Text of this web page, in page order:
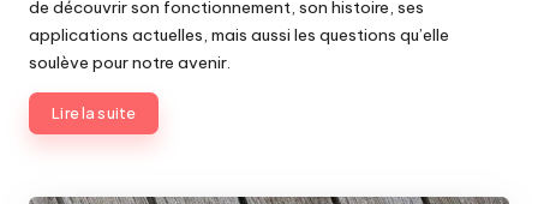
de découvrir son fonctionnement, son histoire, ses
applications actuelles, mais aussi les questions qu’elle
soulève pour notre avenir.
Lire la suite